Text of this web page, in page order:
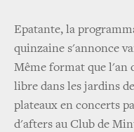
Epatante, la
quinzaine s'annonce
Même format que l'an
libre dans les jardins
plateaux en concerts
d'afters au Club de